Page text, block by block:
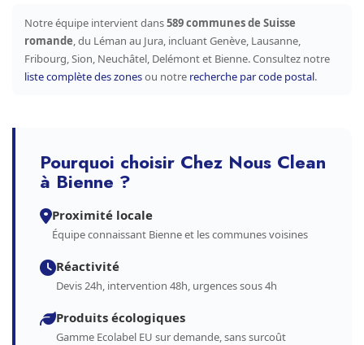
Notre équipe intervient dans589 communes de Suisse
romande, du Léman au Jura, incluant Genève, Lausanne,
Fribourg, Sion, Neuchâtel, Delémont et Bienne. Consultez notre
liste complète des zonesou notre recherche par code postal.
Pourquoi choisir Chez Nous Clean
à Bienne ?
Proximité locale
Équipe connaissant Bienne et les communes voisines
Réactivité
Devis 24h, intervention 48h, urgences sous 4h
Produits écologiques
Gamme Ecolabel EU sur demande, sans surcoût